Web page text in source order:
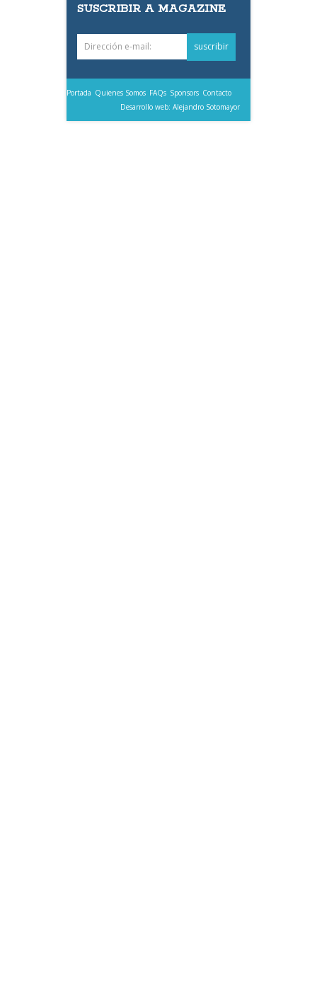
SUSCRIBIR A MAGAZINE
Portada Quienes Somos FAQs Sponsors Contacto
Desarrollo web: Alejandro Sotomayor